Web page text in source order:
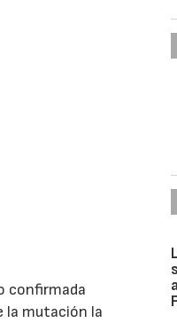
confirmada
la mutación la